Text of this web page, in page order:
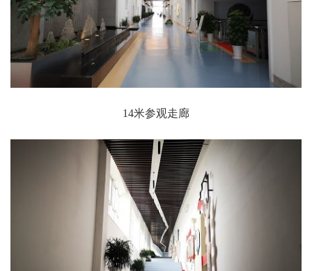
14米参观走廊